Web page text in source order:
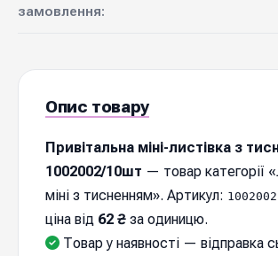
замовлення:
Опис товару
Привітальна міні-листівка з
1002002/10шт — товар категорії
міні з тисненням». Артикул: 1002002
ціна від 62 ₴ за одиницю.
Товар у наявності — відправка